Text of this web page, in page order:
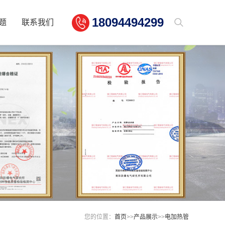
联系我们 18094494299
您的位置： 首页>>产品展示>>电加热管